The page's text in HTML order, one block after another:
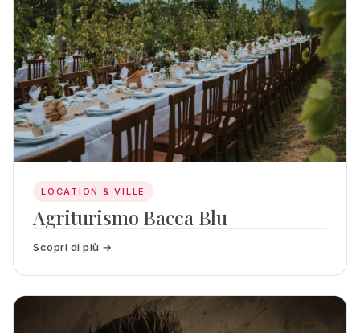
LOCATION & VILLE
Agriturismo Bacca Blu
Scopri di più →